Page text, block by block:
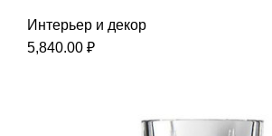
Интерьер и декор
5,840.00 ₽